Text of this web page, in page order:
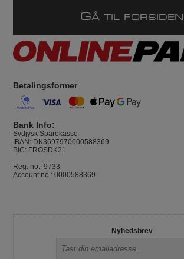
GÅ TIL FORSIDEN
Betalingsformer
Bank Info:
Sydjysk Sparekasse
IBAN: DK3697970000588369
BIC: FROSDK21
Reg. no.: 9733
Account no.: 0000588369
Nyhedsbrev